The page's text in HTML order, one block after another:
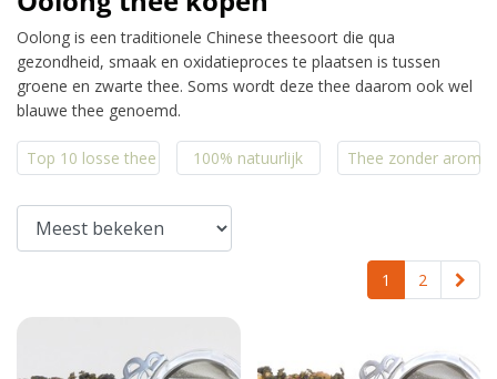
Oolong is een traditionele Chinese theesoort die qua
gezondheid, smaak en oxidatieproces te plaatsen is tussen
groene en zwarte thee. Soms wordt deze thee daarom ook wel
blauwe thee genoemd.
Top 10 losse thee 100% natuurlijk Thee zonder
1 2